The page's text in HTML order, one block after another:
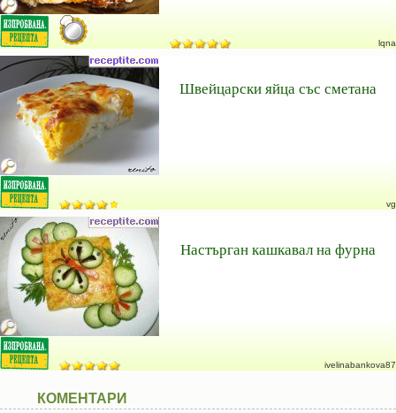
lqna
Швейцарски яйца със сметана
vg
Настърган кашкавал на фурна
ivelinabankova87
КОМЕНТАРИ